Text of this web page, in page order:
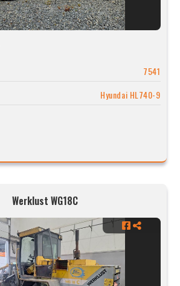
7541
Hyundai HL740-9
Werklust WG18C